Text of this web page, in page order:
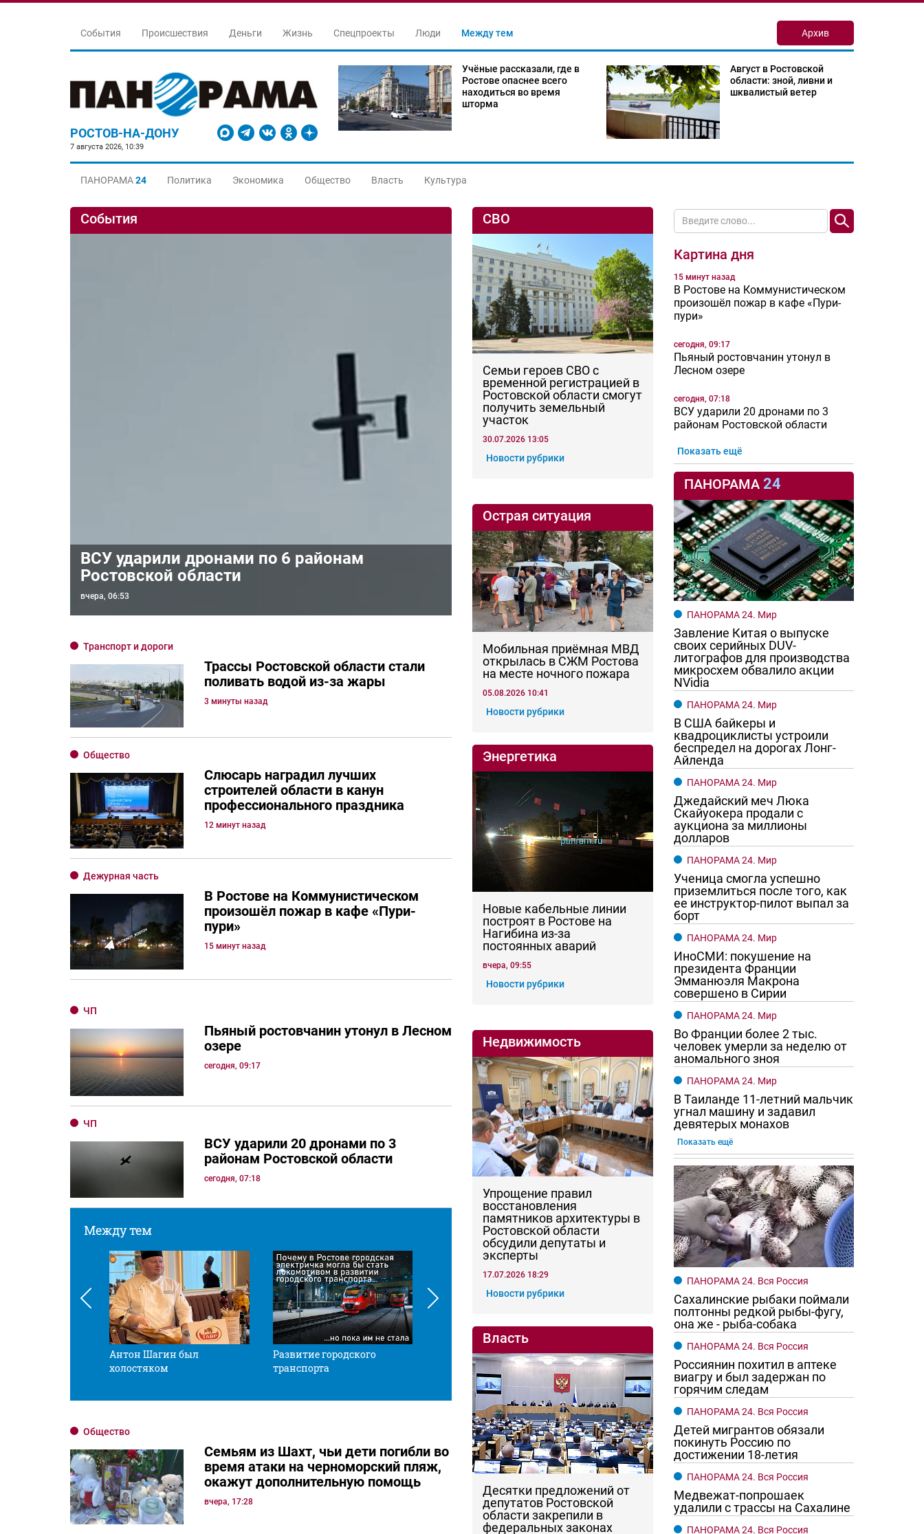
События Происшествия Деньги Жизнь Спецпроекты Люди Между тем Архив
РОСТОВ-НА-ДОНУ
7 августа 2026, 10:39
Учёные рассказали, где в
Ростове опаснее всего
находиться во время
шторма
Август в Ростовской
области: зной, ливни и
шквалистый ветер
ПАНОРАМА24 Политика Экономика Общество Власть Культура
События
ВСУ ударили дронами по 6 районам
Ростовской области
вчера, 06:53
Транспорт и дороги
Трассы Ростовской области стали
поливать водой из-за жары
3 минуты назад
Общество
Слюсарь наградил лучших
строителей области в канун
профессионального праздника
12 минут назад
Дежурная часть
В Ростове на Коммунистическом
произошёл пожар в кафе «Пури-
пури»
15 минут назад
ЧП
Пьяный ростовчанин утонул в Лесном
озере
сегодня, 09:17
ЧП
ВСУ ударили 20 дронами по 3
районам Ростовской области
сегодня, 07:18
Между тем
Антон Шагин был
холостяком
Развитие городского
транспорта
Красной нитью Чего хотят женщины? Ростовчане смотрите в оба
Общество
Семьям из Шахт, чьи дети погибли во
время атаки на черноморский пляж,
окажут дополнительную помощь
вчера, 17:28
СВО
Семьи героев СВО с
временной регистрацией в
Ростовской области смогут
получить земельный
участок
30.07.2026 13:05
Новости рубрики
Острая ситуация
Мобильная приёмная МВД
открылась в СЖМ Ростова
на месте ночного пожара
05.08.2026 10:41
Новости рубрики
Энергетика
Новые кабельные линии
построят в Ростове на
Нагибина из-за
постоянных аварий
вчера, 09:55
Новости рубрики
Недвижимость
Упрощение правил
восстановления
памятников архитектуры в
Ростовской области
обсудили депутаты и
эксперты
17.07.2026 18:29
Новости рубрики
Власть
Десятки предложений от
депутатов Ростовской
области закрепили в
федеральных законах
Картина дня
15 минут назад
В Ростове на Коммунистическом
произошёл пожар в кафе «Пури-
пури»
сегодня, 09:17
Пьяный ростовчанин утонул в
Лесном озере
сегодня, 07:18
ВСУ ударили 20 дронами по 3
районам Ростовской области
Показать ещё
ПАНОРАМА 24
ПАНОРАМА 24. Мир
Завление Китая о выпуске
своих серийных DUV-
литографов для производства
микросхем обвалило акции
NVidia
ПАНОРАМА 24. Мир
В США байкеры и
квадроциклисты устроили
беспредел на дорогах Лонг-
Айленда
ПАНОРАМА 24. Мир
Джедайский меч Люка
Скайуокера продали с
аукциона за миллионы
долларов
ПАНОРАМА 24. Мир
Ученица смогла успешно
приземлиться после того, как
ее инструктор-пилот выпал за
борт
ПАНОРАМА 24. Мир
ИноСМИ: покушение на
президента Франции
Эмманюэля Макрона
совершено в Сирии
ПАНОРАМА 24. Мир
Во Франции более 2 тыс.
человек умерли за неделю от
аномального зноя
ПАНОРАМА 24. Мир
В Таиланде 11-летний мальчик
угнал машину и задавил
девятерых монахов
Показать ещё
ПАНОРАМА 24. Вся Россия
Сахалинские рыбаки поймали
полтонны редкой рыбы-фугу,
она же - рыба-собака
ПАНОРАМА 24. Вся Россия
Россиянин похитил в аптеке
виагру и был задержан по
горячим следам
ПАНОРАМА 24. Вся Россия
Детей мигрантов обязали
покинуть Россию по
достижении 18-летия
ПАНОРАМА 24. Вся Россия
Медвежат-попрошаек
удалили с трассы на Сахалине
ПАНОРАМА 24. Вся Россия